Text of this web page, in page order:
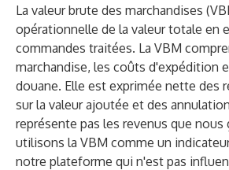
La valeur brute des marchandises
opérationnelle de la valeur totale en
commandes traitées. La VBM
marchandise, les coûts d'expédition
douane. Elle est exprimée nette des
sur la valeur ajoutée et des
représente pas les revenus que nous
utilisons la VBM comme un
notre plateforme qui n'est pas